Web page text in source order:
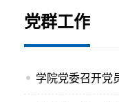
党群工作
学院党委召开党